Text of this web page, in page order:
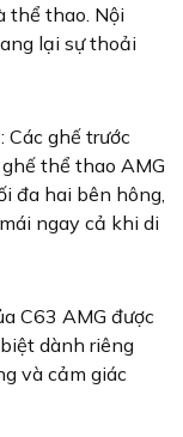
thể thao. Nội
lại sự thoải
Các ghế trước
thể thao AMG
đa hai bên hông,
ngay cả khi di
C63 AMG được
dành riêng
và cảm giác